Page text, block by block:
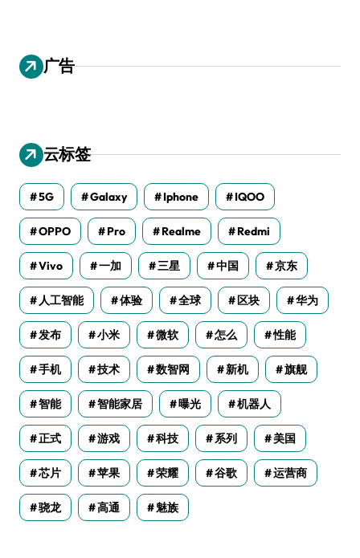
广告
云标签
5G Galaxy Iphone IQOO
OPPO Pro Realme Redmi
Vivo 一加 三星 中国 京东
人工智能 体验 全球 区块 华为
发布 小米 微软 怎么 性能
手机 技术 数智网 新机 旗舰
智能 智能家居 曝光 机器人
正式 游戏 科技 系列 美国
芯片 苹果 荣耀 谷歌 运营商
骁龙 高通 魅族